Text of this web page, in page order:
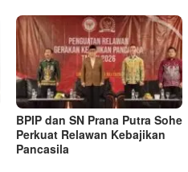
BPIP dan SN Prana Putra Sohe
Perkuat Relawan Kebajikan
Pancasila